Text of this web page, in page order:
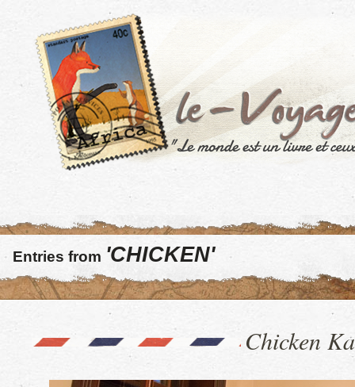
Entries from 'CHICKEN'
Chicken